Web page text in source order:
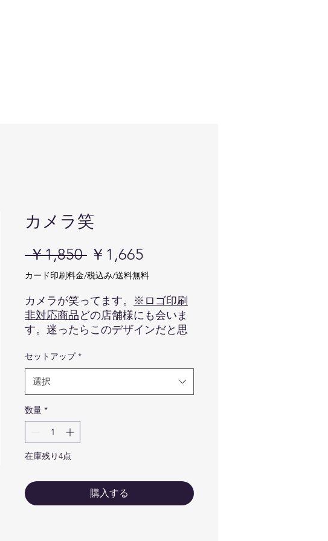
カメラ笑
￥1,850 通
常
価
格
￥1,665
ー
ル
価
格
カード印刷料金/税込み/送料無料
カメラが笑ってます。 ※ロゴ印刷
非対応商品どの店舗様にも会いま
す。迷ったらこのデザインだと思
印刷された白黒の定番のカードで
す。まずはお試しでhello hiを活用
してみましょう！
画像はイメージです。カードの
色、ロゴマークの色味などは実際
の商品と異なる場合が御座います
ので予めご了承くださいませ。
っている備品などはついてきませ
んので予めご了承くださいませ。
セットアップ *
選択
数量 *
在庫残り4点
購入する